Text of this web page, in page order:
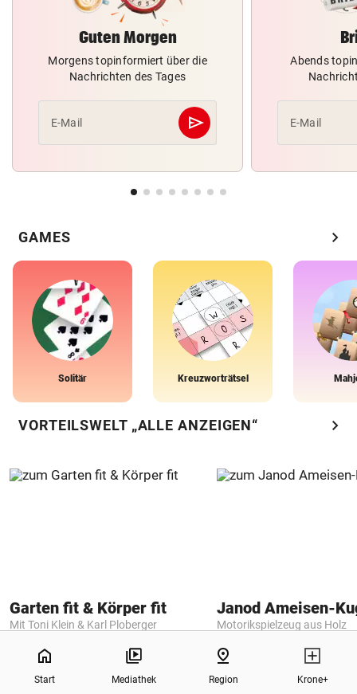
Guten Morgen
Morgens topinformiert über die
Nachrichten des Tages
E-Mail send
Abschicken
Abends
E-Mail
GAMES chevron_right
Solitär Kreuzworträtsel
VORTEILSWELT „ALLE ANZEIGEN“ chevron_right
Garten fit & Körper fit
Mit Toni Klein & Karl Ploberger
€19,99
Janod Ameisen-
Motorikspielzeug aus Holz
€29,90
home
Start Mediathek
pin_drop
Region Krone+
0%